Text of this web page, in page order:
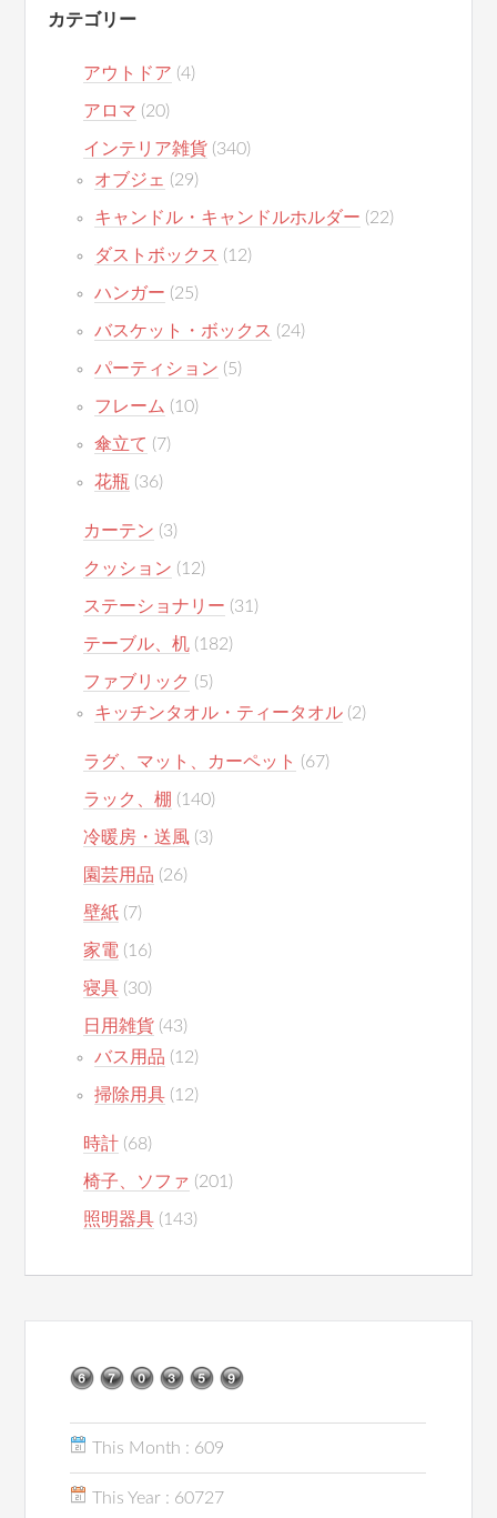
カテゴリー
アウトドア (4)
アロマ (20)
インテリア雑貨 (340)
オブジェ (29)
キャンドル・キャンドルホルダー (22)
ダストボックス (12)
ハンガー (25)
バスケット・ボックス (24)
パーティション (5)
フレーム (10)
傘立て (7)
花瓶 (36)
カーテン (3)
クッション (12)
ステーショナリー (31)
テーブル、机 (182)
ファブリック (5)
キッチンタオル・ティータオル (2)
ラグ、マット、カーペット (67)
ラック、棚 (140)
冷暖房・送風 (3)
園芸用品 (26)
壁紙 (7)
家電 (16)
寝具 (30)
日用雑貨 (43)
バス用品 (12)
掃除用具 (12)
時計 (68)
椅子、ソファ (201)
照明器具 (143)
This Month : 609
This Year : 60727